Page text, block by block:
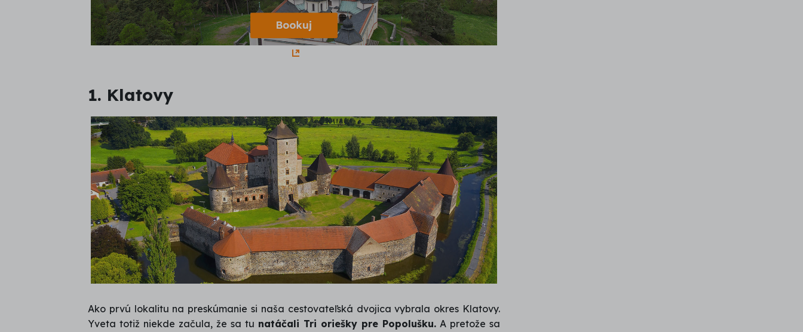
1. Klatovy
Ako prvú lokalitu na preskúmanie si naša cestovateľská dvojica vybrala okres Klatovy.
Yveta totiž niekde začula, že sa tu natáčali Tri oriešky pre Popolušku. A pretože sa